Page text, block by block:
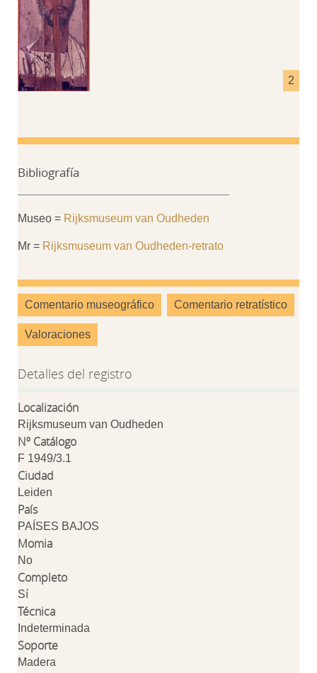
Bibliografía
Museo = Rijksmuseum van Oudheden
Mr = Rijksmuseum van Oudheden-retrato
Comentario museográfico Comentario retratístico
Valoraciones
Detalles del registro
Localización
Rijksmuseum van Oudheden
Nº Catálogo
F 1949/3.1
Ciudad
Leiden
País
PAÍSES BAJOS
Momia
No
Completo
Sí
Técnica
Indeterminada
Soporte
Madera